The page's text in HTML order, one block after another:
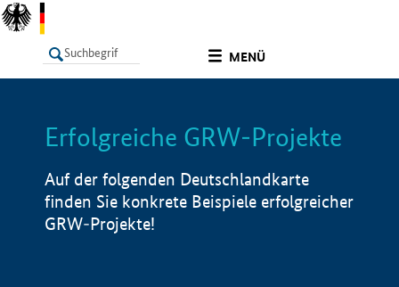
MENÜ
LISTE Info
Erfolgreiche GRW-Projekte
Auf der folgenden Deutschlandkarte
finden Sie konkrete Beispiele erfolgreicher
GRW-Projekte!